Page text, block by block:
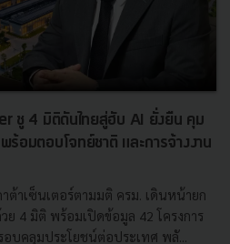
ชู 4 มิติดันไทยสู่ฮับ AI ยั่งยืน คุม
ร้อมตอบโจทย์ชาติ และการจ้างงาน
ต้าเซ็นเตอร์ตามมติ ครม. เดินหน้ายก
ย 4 มิติ พร้อมเปิดข้อมูล 42 โครงการ
บคลุมประโยชน์ต่อประเทศ พลั...